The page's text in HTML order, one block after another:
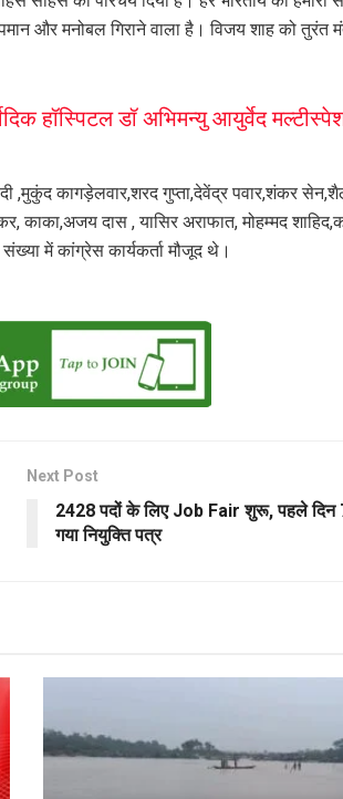
और मनोबल गिराने वाला है। विजय शाह को तुरंत
हॉस्पिटल डॉ अभिमन्यु आयुर्वेद
,मुकुंद कागड़ेलवार,शरद गुप्ता,देवेंद्र पवार,शंकर
काका,अजय दास , यासिर अराफात, मोहम्मद
में कांग्रेस कार्यकर्ता मौजूद थे।
Next Post
2428 पदों के लिए Job Fair शुरू, पहले दिन
गया नियुक्ति पत्र